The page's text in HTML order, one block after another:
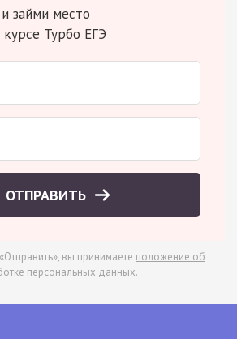
займи место
Турбо ЕГЭ
ОТПРАВИТЬ
вы принимаете положение об
персональных данных.